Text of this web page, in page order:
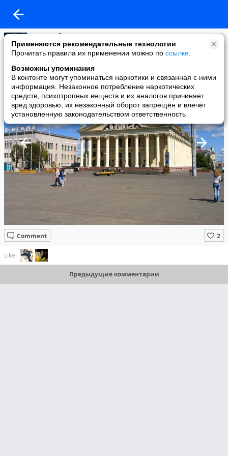
Применяются рекомендательные технологии
Прочитать правила их применении можно по ссылке
Возможны упоминания
В контенте могут упоминаться наркотики и связанная с ними
информация. Незаконное потребление наркотических
средств, психотропных веществ и их аналогов причиняет
вред здоровью, их незаконный оборот запрещён и влечёт
установленную законодательством ответственность
ЛАРА ЧАЙКА
added a photo
30 Mar в 15:28
Comment
Like:
Предыдущие комментарии